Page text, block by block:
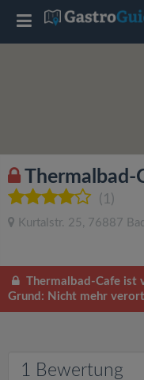
Thermalbad-
(1)
Kurtalstr. 25 , 76887
Thermalbad-Cafe ist
Grund: Nicht mehr
1 Bewertung
T
l
e
a